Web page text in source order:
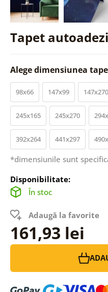
Tapet
Alege dimensiunea
98x66 147x99 147x270
245x165 245x270
392x264 441x297
*dimensiunile sunt
Disponibilitate:
În stoc
Adaugă la favorite
161,93 lei